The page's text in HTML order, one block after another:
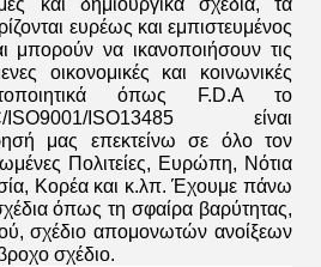
και δημιουργικά σχέδια, τα
ευρέως και εμπιστευμένος
μπορούν να ικανοποιήσουν τις
οικονομικές και κοινωνικές
όπως F.D.A το
ISO9001/ISO13485 είναι
μας επεκτείνω σε όλο τον
Πολιτείες, Ευρώπη, Νότια
Κορέα και κ.λπ. Έχουμε πάνω
όπως τη σφαίρα βαρύτητας,
σχέδιο απομονωτών ανοίξεων
σχέδιο.